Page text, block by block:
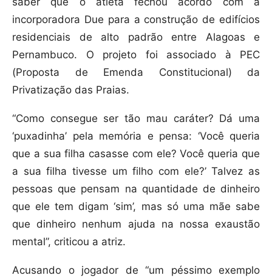
incorporadora Due para a construção de edifícios
residenciais de alto padrão entre Alagoas e
Pernambuco. O projeto foi associado à PEC
(Proposta de Emenda Constitucional) da
Privatização das Praias.
“Como consegue ser tão mau caráter? Dá uma
‘puxadinha’ pela memória e pensa: ‘Você queria
que a sua filha casasse com ele? Você queria que
a sua filha tivesse um filho com ele?’ Talvez as
pessoas que pensam na quantidade de dinheiro
que ele tem digam ‘sim’, mas só uma mãe sabe
que dinheiro nenhum ajuda na nossa exaustão
mental”, criticou a atriz.
Acusando o jogador de “um péssimo exemplo